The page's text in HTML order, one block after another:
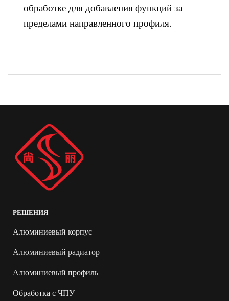
обработке для добавления функций за
пределами направленного профиля.
РЕШЕНИЯ
Алюминиевый корпус
Алюминиевый радиатор
Алюминиевый профиль
Обработка с ЧПУ